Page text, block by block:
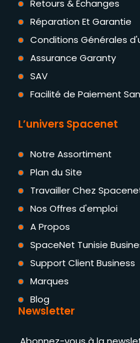
Retours & Échanges
Réparation Et Garantie
Conditions Générales
Assurance Garanty
SAV
Facilité de Paiement
L’univers Spacenet
Notre Assortiment
Plan du Site
Travailler Chez
Nos Offres d'emploi
A Propos
SpaceNet Tunisie
Support Client Business
Marques
Blog
Newsletter